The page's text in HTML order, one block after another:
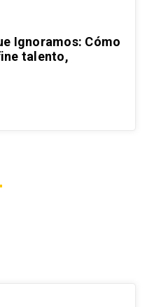
Ignoramos: Cómo
talento,